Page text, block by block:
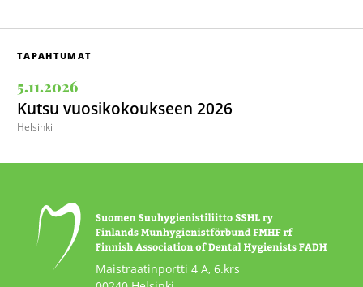
TAPAHTUMAT
5.11.2026
Kutsu vuosikokoukseen 2026
Helsinki
Maistraatinportti 4 A, 6.krs